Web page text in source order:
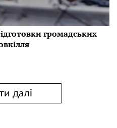
громадських
далі